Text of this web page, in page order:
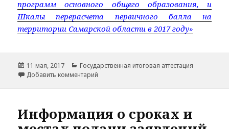
программ основного общего образования, и
Шкалы перерасчета первичного балла на
территории Самарской области в 2017 году»
Опубликовано
11 мая, 2017 Рубрики
Государственная итоговая аттестация
Добавить комментарий
Информация о сроках и